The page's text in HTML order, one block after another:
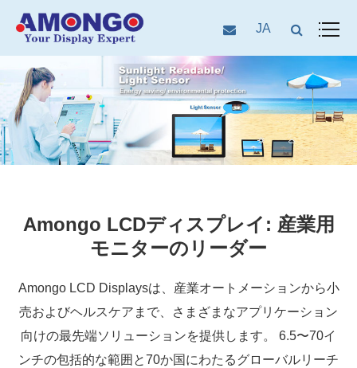
JA
Amongo LCDディスプレイ: 産業用
モニターのリーダー
Amongo LCD Displaysは、産業オートメーションから小
売およびヘルスケアまで、さまざまなアプリケーション
向けの最先端ソリューションを提供します。 6.5〜70イ
ンチの包括的な範囲と70か国にわたるグローバルリーチ